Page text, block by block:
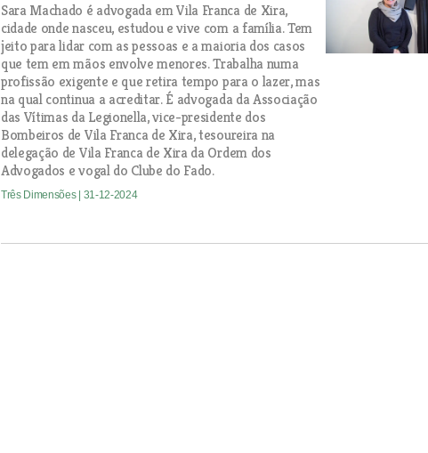
Sara Machado é advogada em Vila Franca de Xira,
cidade onde nasceu, estudou e vive com a família. Tem
jeito para lidar com as pessoas e a maioria dos casos
que tem em mãos envolve menores. Trabalha numa
profissão exigente e que retira tempo para o lazer, mas
na qual continua a acreditar. É advogada da Associação
das Vítimas da Legionella, vice-presidente dos
Bombeiros de Vila Franca de Xira, tesoureira na
delegação de Vila Franca de Xira da Ordem dos
Advogados e vogal do Clube do Fado.
Três Dimensões | 31-12-2024